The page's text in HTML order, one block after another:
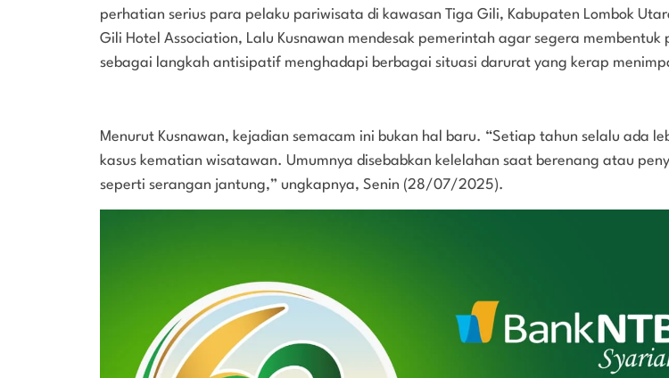
perhatian serius para pelaku pariwisata di kawasan Tiga Gili, Kabupaten Lombok
Gili Hotel Association, Lalu Kusnawan mendesak pemerintah agar segera membentuk
sebagai langkah antisipatif menghadapi berbagai situasi darurat yang kerap
Menurut Kusnawan, kejadian semacam ini bukan hal baru. “Setiap tahun selalu ada
kasus kematian wisatawan. Umumnya disebabkan kelelahan saat berenang atau
seperti serangan jantung,” ungkapnya, Senin (28/07/2025).